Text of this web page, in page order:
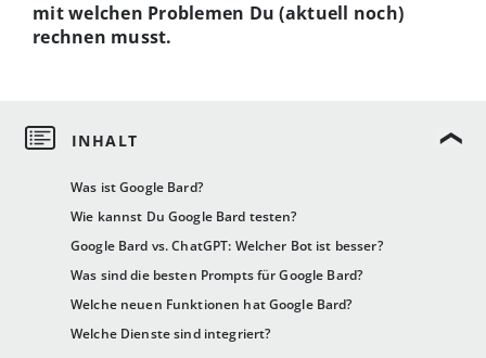
Was ist Google Bard?
Wie kannst Du Google Bard testen?
Google Bard vs. ChatGPT: Welcher Bot ist besser?
Was sind die besten Prompts für Google Bard?
Welche neuen Funktionen hat Google Bard?
Welche Dienste sind integriert?
mit welchen Problemen Du (aktuell noch)
rechnen musst.